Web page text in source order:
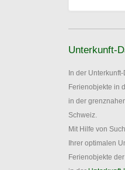
Unterkunft-
In der
Ferienobjekte in
in der
Schweiz.
Mit Hilfe von
Ihrer optimalen
Ferienobjekte